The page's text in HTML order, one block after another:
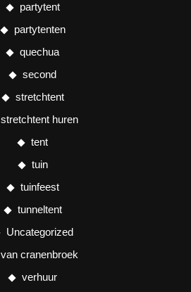
partytent
partytenten
quechua
second
stretchtent
stretchtent huren
tent
tuin
tuinfeest
tunneltent
Uncategorized
van cranenbroek
verhuur